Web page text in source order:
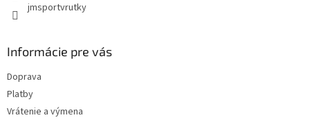
jmsportvrutky
Informácie pre vás
Doprava
Platby
Vrátenie a výmena